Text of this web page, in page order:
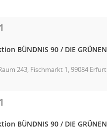
BÜNDNIS 90 / DIE GRÜNEN
243, Fischmarkt 1, 99084 Erfurt
BÜNDNIS 90 / DIE GRÜNEN